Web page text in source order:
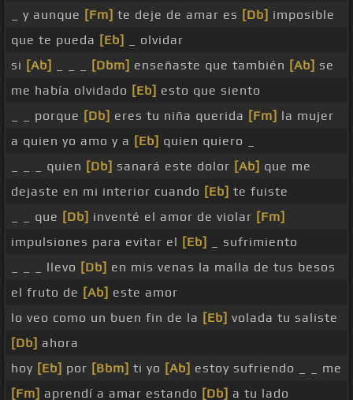
_ y aunque [Fm] te deje de amar es [Db] imposible
que te pueda [Eb]
_ olvidar
si [Ab] [Dbm] enseñaste que también [Ab] se
me había olvidado [Eb] esto que siento
_ _ porque [Db] eres tu niña querida [Fm] la mujer
a quien yo amo y a [Eb] quien quiero _
_ _ _ quien [Db] sanará este dolor [Ab] que me
dejaste en mi interior cuando [Eb] te fuiste
_ _ que [Db] inventé el amor de violar [Fm]
impulsiones para evitar el [Eb]
_ sufrimiento
_ _ _ llevo [Db] en mis venas la malla de tus besos
el fruto de [Ab] este amor
lo veo como un buen fin de la [Eb] volada tu saliste
[Db] ahora
hoy [Eb] por [Bbm] ti yo [Ab] estoy sufriendo _ _ me
[Fm] aprendí a amar estando [Db] a tu lado